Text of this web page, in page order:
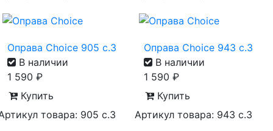
Оправа Choice 905 с.3
В наличии
1 590 ₽
Купить
товара: 905 с.3
Оправа Choice 943 с.3
В наличии
1 590 ₽
Купить
Артикул товара: 943 с.3